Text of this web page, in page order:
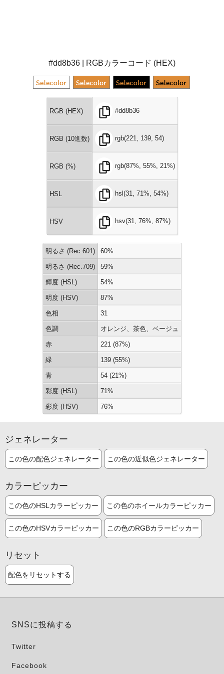
#dd8b36 | RGBカラーコード (HEX)
RGB (HEX) #dd8b36
RGB (10進数) rgb(221, 139, 54)
RGB (%) rgb(87%, 55%, 21%)
HSL hsl(31, 71%, 54%)
HSV hsv(31, 76%, 87%)
明るさ (Rec.601) 60%
明るさ (Rec.709) 59%
輝度 (HSL) 54%
明度 (HSV) 87%
色相 31
色調 オレンジ、茶色、ベージュ
赤 221 (87%)
緑 139 (55%)
青 54 (21%)
彩度 (HSL) 71%
彩度 (HSV) 76%
ジェネレーター
この色の配色ジェネレーター この色の近似色ジェネレーター
カラーピッカー
この色のHSLカラーピッカー この色のホイールカラーピッカー
この色のHSVカラーピッカー この色のRGBカラーピッカー
リセット
配色をリセットする
SNSに投稿する
Twitter
Facebook